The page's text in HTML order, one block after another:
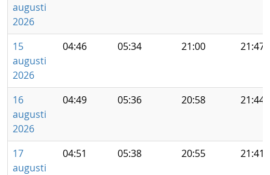
augusti
2026
15
augusti
2026
04:46 05:34 21:00 21:47
16
augusti
2026
04:49 05:36 20:58 21:44
17
augusti
04:51 05:38 20:55 21:41